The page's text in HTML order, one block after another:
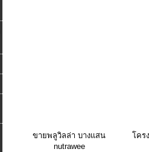
ขายพลูวิลล่า บางแสน
nutrawee
โคร